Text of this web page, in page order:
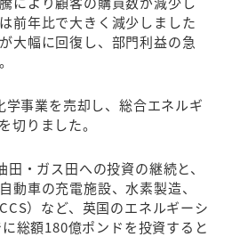
前年比で大きく減少しました
大幅に回復し、部門利益の急
学事業を売却し、総合エネルギ
切りました。
・ガス田への投資の継続と、
動車の充電施設、水素製造、
）など、英国のエネルギーシ
総額180億ポンドを投資すると